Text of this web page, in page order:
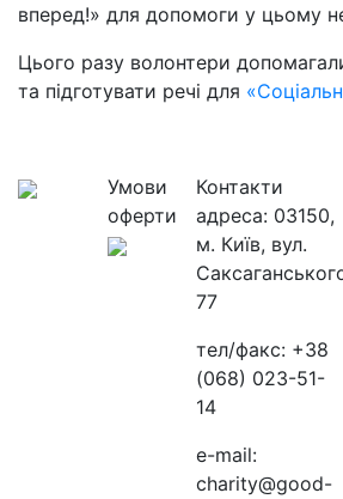
вперед!» для допомоги у цьому
Цього разу волонтери
та підготувати речі для
Умови
оферти
Контакти
адреса: 03150,
м. Київ, вул.
77
тел/факс: +38
(068) 023-51-
14
e-mail:
charity@good-